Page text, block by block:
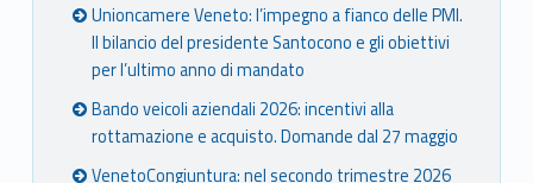
Unioncamere Veneto: l’impegno a fianco delle PMI.
Il bilancio del presidente Santocono e gli obiettivi
per l’ultimo anno di mandato
Bando veicoli aziendali 2026: incentivi alla
rottamazione e acquisto. Domande dal 27 maggio
VenetoCongiuntura: nel secondo trimestre 2026